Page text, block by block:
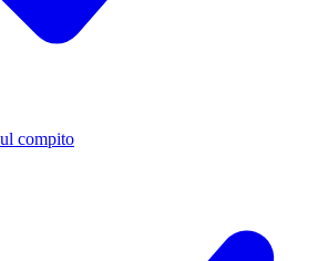
compito